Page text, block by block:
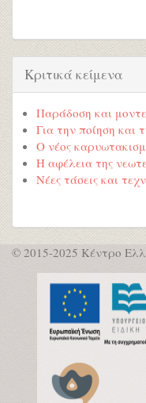
Κριτικά κείμενα
Παράδοση και
Για την ποίηση και
Ο νέος
Η αφέλεια της
Νέες τάσεις και
© 2015-2025 Κέντρο